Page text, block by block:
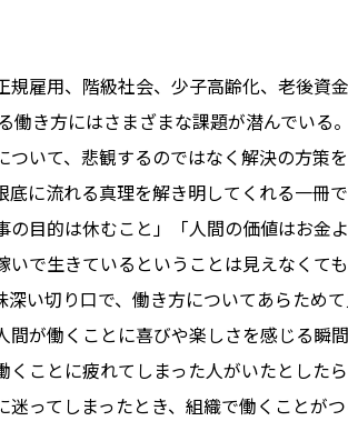
雇用、階級社会、少子高齢化、老後資金
働き方にはさまざまな課題が潜んでいる
いて、悲観するのではなく解決の方策
に流れる真理を解き明してくれる一冊
目的は休むこと」「人間の価値はお金
で生きているということは見えなくて
い切り口で、働き方についてあらため
が働くことに喜びや楽しさを感じる瞬
ことに疲れてしまった人がいたとしたら
迷ってしまったとき、組織で働くことが